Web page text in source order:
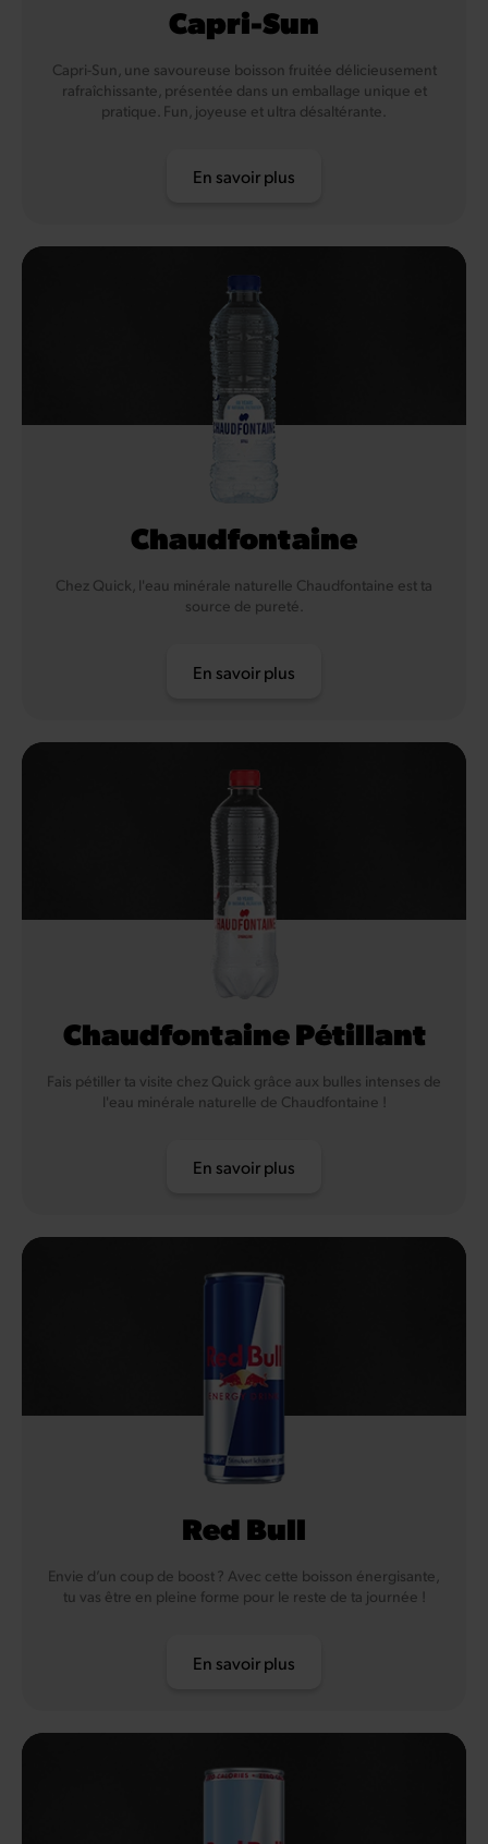
Capri-Sun
Capri-Sun, une savoureuse boisson fruitée délicieusement
rafraîchissante, présentée dans un emballage unique et
pratique. Fun, joyeuse et ultra désaltérante.
En savoir plus
Chaudfontaine
Chez Quick, l'eau minérale naturelle Chaudfontaine est ta
source de pureté.
En savoir plus
Chaudfontaine Pétillant
Fais pétiller ta visite chez Quick grâce aux bulles intenses de
l'eau minérale naturelle de Chaudfontaine !
En savoir plus
Red Bull
Envie d’un coup de boost ? Avec cette boisson énergisante,
tu vas être en pleine forme pour le reste de ta journée !
En savoir plus